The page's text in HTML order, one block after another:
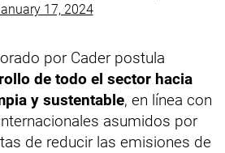
17, 2024
por Cader postula
de todo el sector hacia
y sustentable, en línea con
asumidos por
de reducir las emisiones de